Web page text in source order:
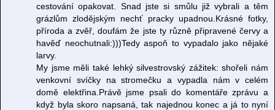
cestování opakovat. Snad jste si smůlu již vybrali a těm
grázlům zlodějským nechť pracky upadnou.Krásné fotky,
příroda a zvěř, doufám že jste ty různě připravené červy a
havěď neochutnali:)))Tedy aspoň to vypadalo jako nějaké
larvy.
My jsme měli také lehký silvestrovský zážitek: shořeli nám
venkovní svíčky na stromečku a vypadla nám v celém
domě elektřina.Právě jsme psali do komentáře zprávu a
když byla skoro napsaná, tak najednou konec a já to nyní